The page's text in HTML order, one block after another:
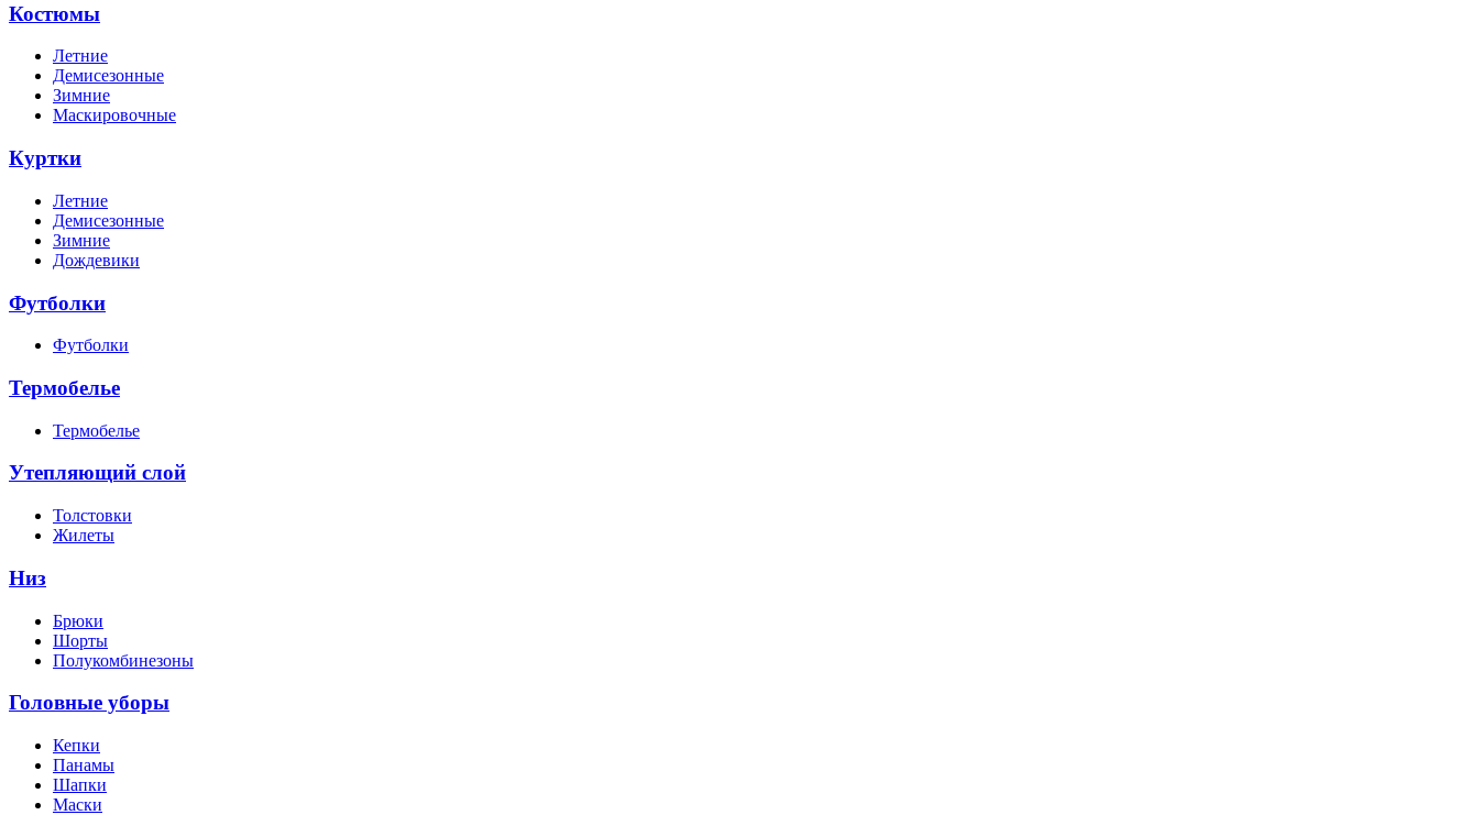
Костюмы
Летние
Демисезонные
Зимние
Маскировочные
Куртки
Летние
Демисезонные
Зимние
Дождевики
Футболки
Футболки
Термобелье
Термобелье
Утепляющий слой
Толстовки
Жилеты
Низ
Брюки
Шорты
Полукомбинезоны
Головные уборы
Кепки
Панамы
Шапки
Маски